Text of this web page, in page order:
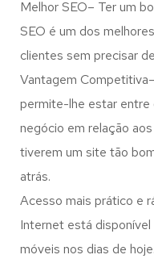
Melhor SEO– Ter um
SEO é um dos
clientes sem precisar
Vantagem
permite-lhe estar entre
negócio em relação
tiverem um site tão
atrás.
Acesso mais prático e
Internet está
móveis nos dias de